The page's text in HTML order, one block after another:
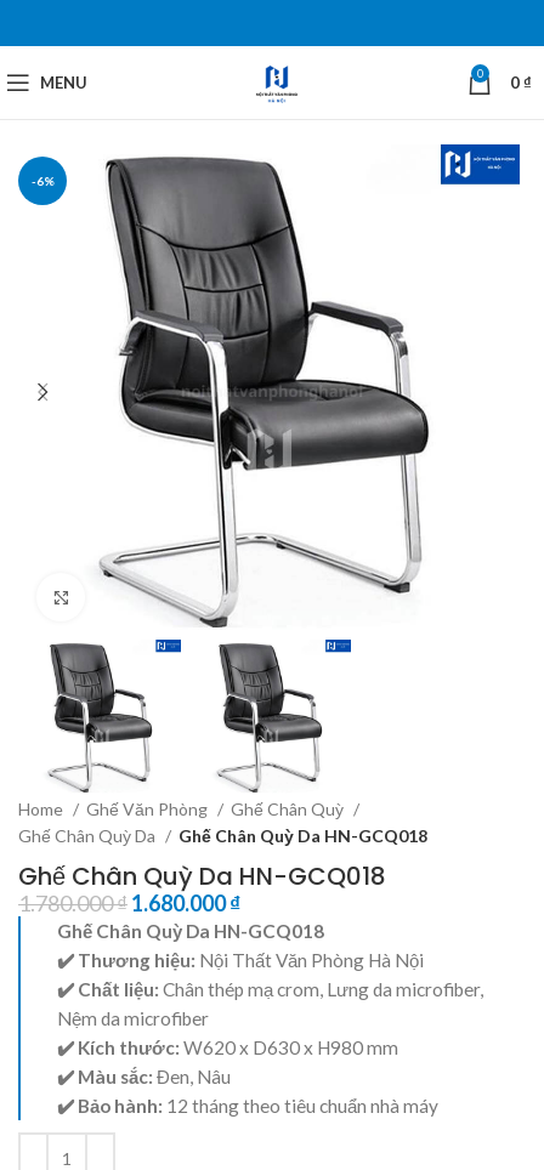
MENU 0 0₫
-6%
Click to enlarge
Home Ghế Văn Phòng
Ghế Chân Quỳ
Ghế Chân Quỳ Da
Ghế Chân Quỳ Da HN-GCQ018
Ghế Chân Quỳ Da HN-GCQ018
1.780.000₫1.680.000₫
Ghế Chân Quỳ Da HN-GCQ018
✔️ Thương hiệu: Nội Thất Văn Phòng Hà Nội
✔️ Chất liệu: Chân thép mạ crom, Lưng da microfiber,
Nệm da microfiber
✔️ Kích thước: W620 x D630 x H980 mm
✔️ Màu sắc: Đen, Nâu
✔️ Bảo hành: 12 tháng theo tiêu chuẩn nhà máy